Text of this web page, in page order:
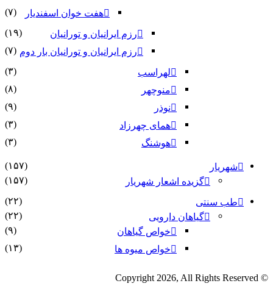
هفت خوان اسفندیار
(۷)
رزم ایرانیان و تورانیان
(۱۹)
رزم ایرانیان و تورانیان بار دوم (۷)
لهراسب
(۳)
منوچهر
(۸)
نوذر
(۹)
هماى چهرزاد
(۳)
هوشنگ
(۳)
شهریار
(۱۵۷)
گزیده اشعار شهریار
(۱۵۷)
طب سنتی
(۲۲)
گیاهان دارویی
(۲۲)
خواص گیاهان
(۹)
خواص میوه ها
(۱۳)
© Copyright 2026, All Rights Reserved